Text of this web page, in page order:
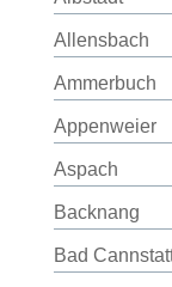
Allensbach
Ammerbuch
Appenweier
Aspach
Backnang
Bad